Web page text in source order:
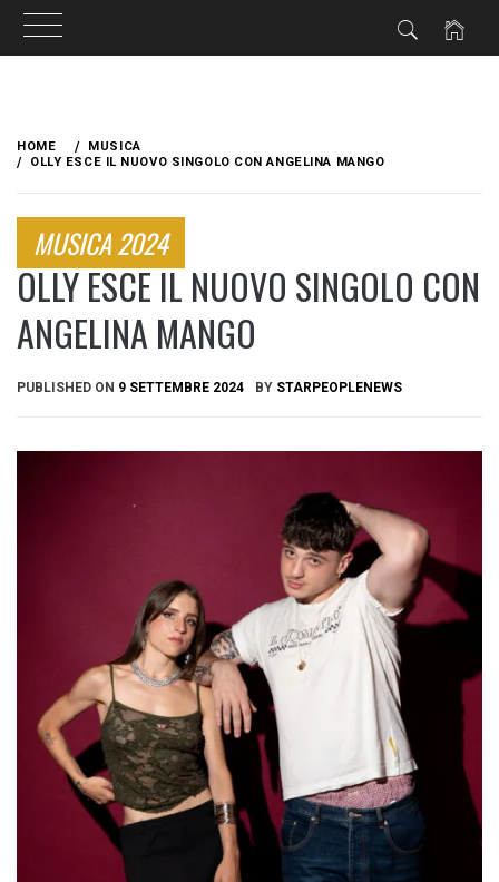
content
HOME
MUSICA
OLLY ESCE IL NUOVO SINGOLO CON ANGELINA MANGO
MUSICA 2024
OLLY ESCE IL NUOVO SINGOLO CON
ANGELINA MANGO
PUBLISHED ON 9 SETTEMBRE 2024 BY STARPEOPLENEWS